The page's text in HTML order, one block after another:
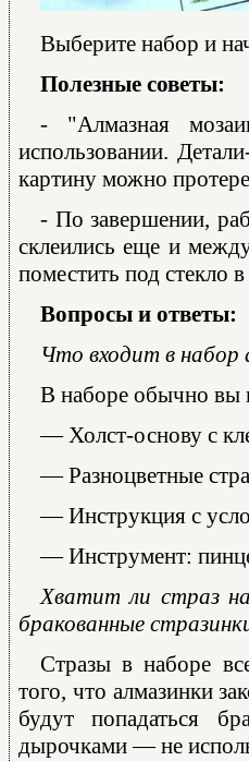
Выберите набор и
Полезные советы:
- "Алмазная
использовании.
картину можно
- По завершении,
склеились еще и
поместить под стекло
Вопросы и ответы:
Что входит в набор
В наборе обычно вы
— Холст-основу с
— Разноцветные
— Инструкция с
— Инструмент:
Хватит ли страз
бракованные
Стразы в наборе
того, что алмазинки
будут попадаться
дырочками — не